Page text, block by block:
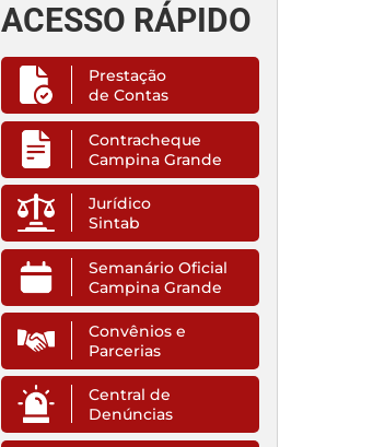
ACESSO RÁPIDO
Prestação
de Contas
Contracheque
Campina Grande
Jurídico
Sintab
Semanário Oficial
Campina Grande
Convênios e
Parcerias
Central de
Denúncias